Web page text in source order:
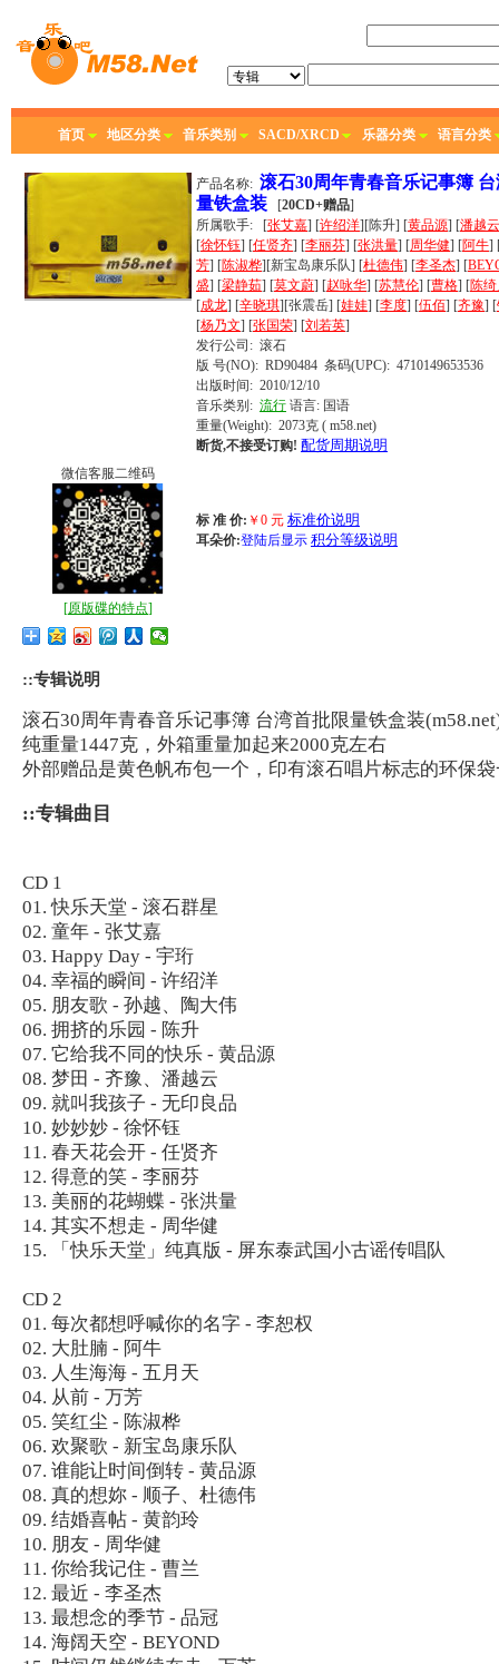
首页 地区分类 音乐类别 SACD/XRCD 乐器分类 语言分类
产品名称: 滚石30周年青春音乐记事簿
量铁盒装 [20CD+赠品]
所属歌手: [张艾嘉] [许绍洋][陈升] [黄品源] [潘越云
[徐怀钰] [任贤齐] [李丽芬] [张洪量] [周华健] [阿牛]
芳] [陈淑桦][新宝岛康乐队] [杜德伟] [李圣杰] [
盛] [梁静茹] [莫文蔚] [赵咏华] [苏慧伦] [曹格] [陈
[成龙] [辛晓琪][张震岳] [娃娃] [李度] [伍佰] [齐豫] [
[杨乃文] [张国荣] [刘若英]
发行公司: 滚石
版 号(NO): RD90484 条码(UPC): 4710149653536
出版时间: 2010/12/10
音乐类别: 流行 语言: 国语
重量(Weight): 2073克 ( m58.net)
断货,不接受订购! 配货周期说明
标 准 价: ￥ 0 元 标准价说明
耳朵价:登陆后显示 积分等级说明
微信客服二维码
[原版碟的特点]
::专辑说明
滚石30周年青春音乐记事簿 台湾首批限量铁盒装
纯重量1447克，外箱重量加起来2000克左右
外部赠品是黄色帆布包一个，印有滚石唱片标志的环保
::专辑曲目
CD 1
01. 快乐天堂 - 滚石群星
02. 童年 - 张艾嘉
03. Happy Day - 宇珩
04. 幸福的瞬间 - 许绍洋
05. 朋友歌 - 孙越、陶大伟
06. 拥挤的乐园 - 陈升
07. 它给我不同的快乐 - 黄品源
08. 梦田 - 齐豫、潘越云
09. 就叫我孩子 - 无印良品
10. 妙妙妙 - 徐怀钰
11. 春天花会开 - 任贤齐
12. 得意的笑 - 李丽芬
13. 美丽的花蝴蝶 - 张洪量
14. 其实不想走 - 周华健
15. 「快乐天堂」纯真版 - 屏东泰武国小古谣传唱队
CD 2
01. 每次都想呼喊你的名字 - 李恕权
02. 大肚腩 - 阿牛
03. 人生海海 - 五月天
04. 从前 - 万芳
05. 笑红尘 - 陈淑桦
06. 欢聚歌 - 新宝岛康乐队
07. 谁能让时间倒转 - 黄品源
08. 真的想妳 - 顺子、杜德伟
09. 结婚喜帖 - 黄韵玲
10. 朋友 - 周华健
11. 你给我记住 - 曹兰
12. 最近 - 李圣杰
13. 最想念的季节 - 品冠
14. 海阔天空 - BEYOND